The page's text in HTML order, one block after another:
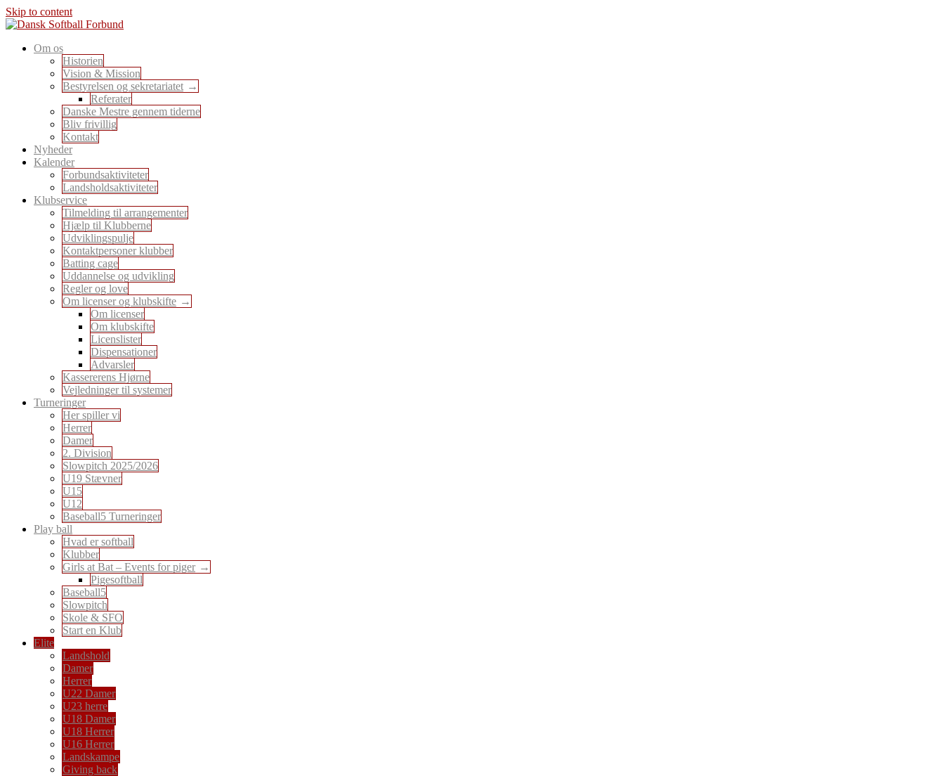
Skip to content
Dansk Softball Forbund
En sport for alle
Om os
Historien
Vision & Mission
Bestyrelsen og sekretariatet
Referater
Danske Mestre gennem tiderne
Bliv frivillig
Kontakt
Nyheder
Kalender
Forbundsaktiviteter
Landsholdsaktiviteter
Klubservice
Tilmelding til arrangementer
Hjælp til Klubberne
Udviklingspulje
Kontaktpersoner klubber
Batting cage
Uddannelse og udvikling
Regler og love
Om licenser og klubskifte
Om licenser
Om klubskifte
Licenslister
Dispensationer
Advarsler
Kassererens Hjørne
Vejledninger til systemer
Turneringer
Her spiller vi
Herrer
Damer
2. Division
Slowpitch 2025/2026
U19 Stævner
U15
U12
Baseball5 Turneringer
Play ball
Hvad er softball
Klubber
Girls at Bat – Events for piger
Pigesoftball
Baseball5
Slowpitch
Skole & SFO
Start en Klub
Elite
Landshold
Damer
Herrer
U22 Damer
U23 herre
U18 Damer
U18 Herrer
U16 Herrer
Landskampe
Giving back